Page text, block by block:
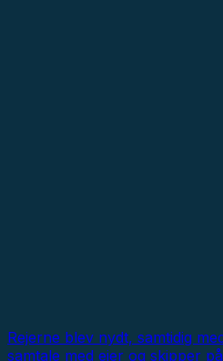
Rejerne blev nydt, samtidig
samtale med ejer og skipper